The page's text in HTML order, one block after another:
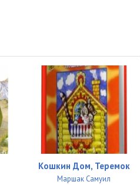
Кошкин Дом, Теремок
Маршак Самуил